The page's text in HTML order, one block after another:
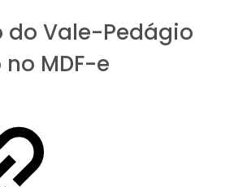
do Vale-Pedágio
MDF-e